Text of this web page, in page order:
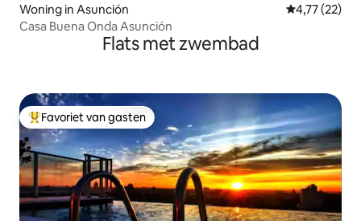
Woning in Asunción Gemiddelde
4,77 (22)
Casa Buena Onda Asunción
Flats met zwembad
Topfavoriet van gasten
Favoriet van gasten